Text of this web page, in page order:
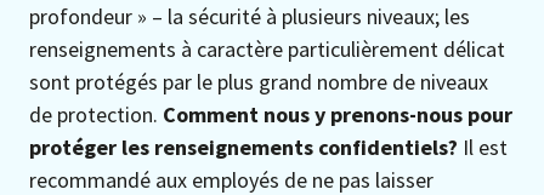
profondeur » – la sécurité à plusieurs niveaux; les
renseignements à caractère particulièrement délicat
sont protégés par le plus grand nombre de niveaux
de protection. Comment nous y prenons-nous pour
protéger les renseignements confidentiels? Il est
recommandé aux employés de ne pas laisser